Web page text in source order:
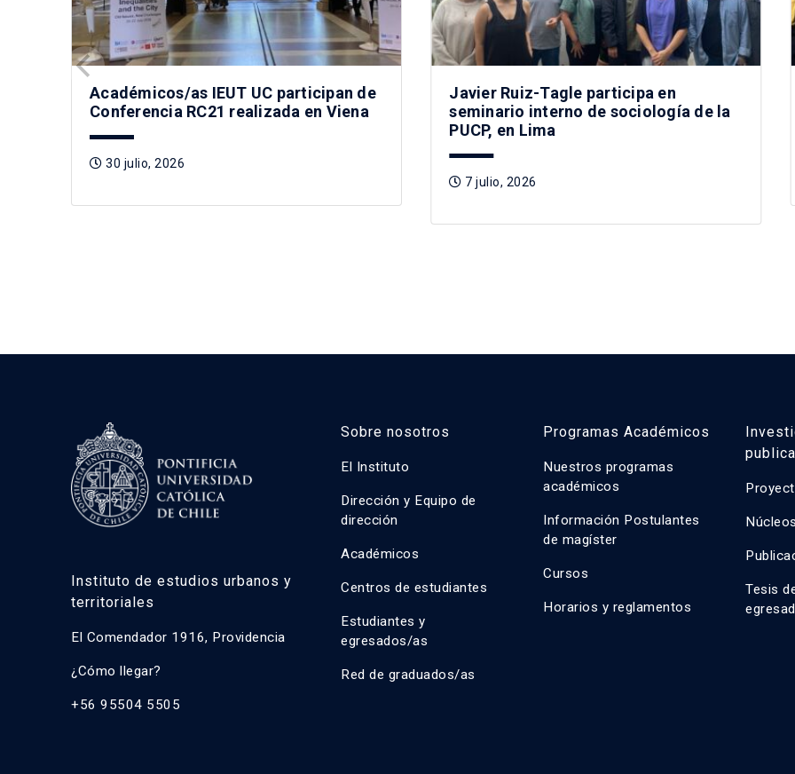
Académicos/as IEUT UC participan de
Conferencia RC21 realizada en Viena
30 julio, 2026
Javier Ruiz-Tagle participa en
seminario interno de sociología de la
PUCP, en Lima
7 julio, 2026
Instituto de estudios urbanos y
territoriales
El Comendador 1916, Providencia
¿Cómo llegar?
+56 95504 5505
Sobre nosotros
El Instituto
Dirección y Equipo de
dirección
Académicos
Centros de estudiantes
Estudiantes y
egresados/as
Red de graduados/as
Programas Académicos
Nuestros programas
académicos
Información Postulantes
de magíster
Cursos
Horarios y reglamentos
Tesis